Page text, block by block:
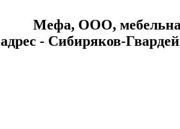
Мефа, ООО,
aдрес - Сибиряков-